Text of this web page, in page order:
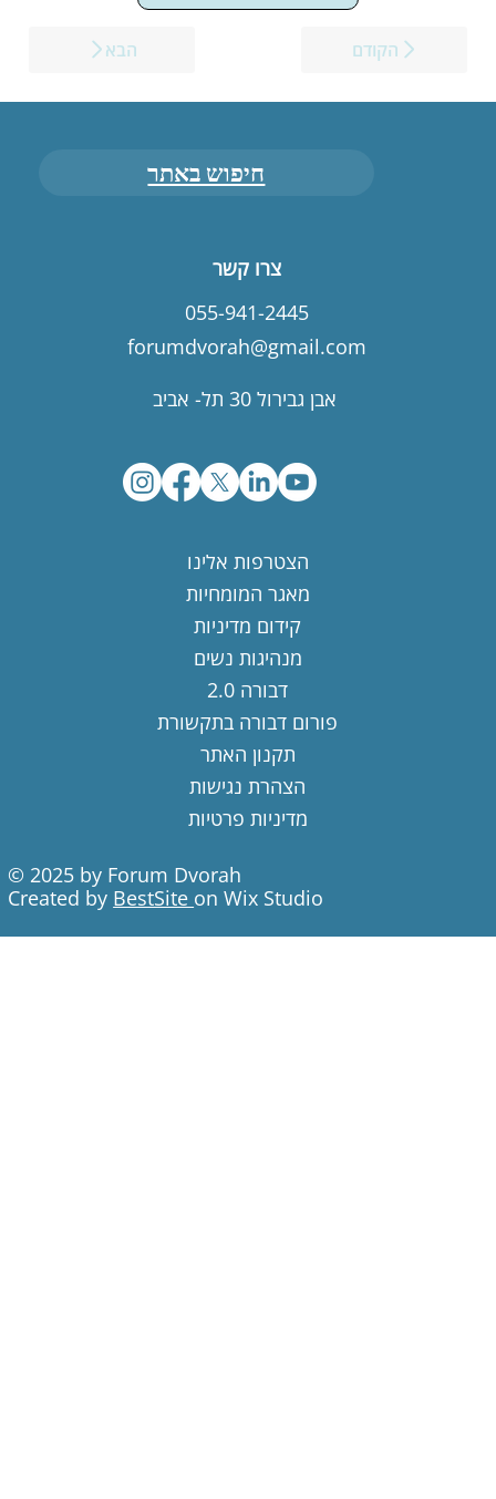
הבא הקודם
צרו קשר
055-941-2445
forumdvorah@gmail.com
אבן גבירול 30 תל- אביב
הצטרפות אלינו
מאגר המומחיות
קידום מדיניות
מנהיגות נשים
דבורה 2.0
פורום דבורה בתקשורת
תקנון האתר
הצהרת נגישות
מדיניות פרטיות
© 2025 by Forum Dvorah
Created by BestSite on Wix Studio
חיפוש באתר